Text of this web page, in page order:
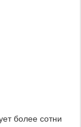
более сотни